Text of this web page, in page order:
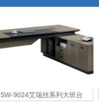
SW-9024艾瑞丝系列大班台